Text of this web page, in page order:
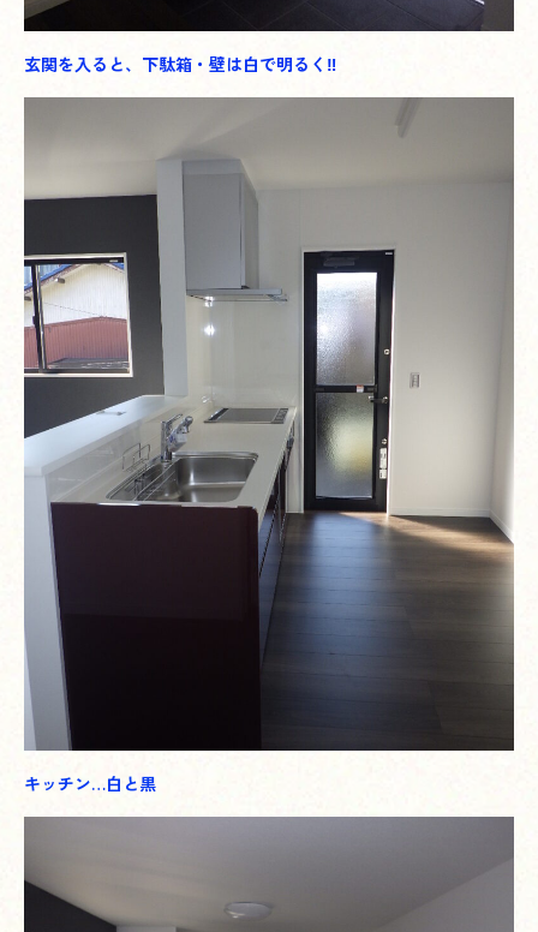
玄関を入ると、下駄箱・壁は白で明るく‼
キッチン…白と黒